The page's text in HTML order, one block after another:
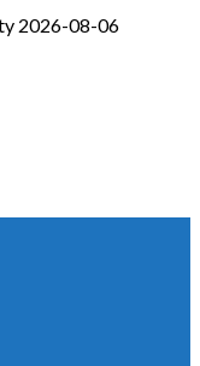
2026-08-06